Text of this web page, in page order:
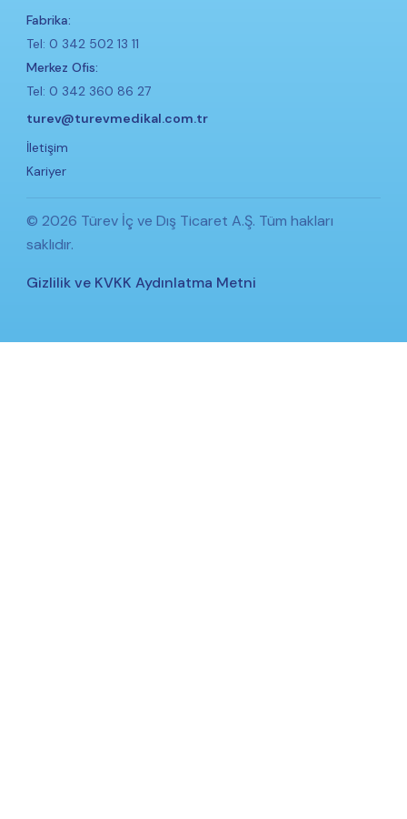
Fabrika:
Tel: 0 342 502 13 11
Merkez Ofis:
Tel: 0 342 360 86 27
turev@turevmedikal.com.tr
İletişim
Kariyer
© 2026 Türev İç ve Dış Ticaret A.Ş. Tüm hakları
saklıdır.
Gizlilik ve KVKK Aydınlatma Metni